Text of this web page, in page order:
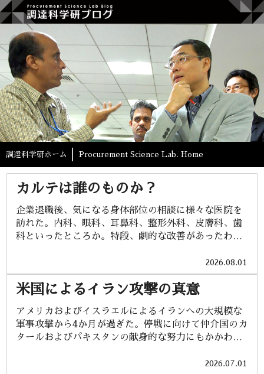
調達科学研ホーム Procurement Science Lab. Home
カルテは誰のものか？
企業退職後、気になる身体部位の相談に様々な医院を
訪れた。内科、眼科、耳鼻科、整形外科、皮膚科、歯
科といったところか。特段、劇的な改善があったわけ
ている。セカンドオピニオンを得るために、高校の同
級生などの伝手を辿って、遠方へ足を伸ばしたことも
ある。会社員時代は毎年健康診断の指令が下された。
ば涙ぐましいというか、ほとんど意味のないことに気
を遣っていたことが懐かしくも哀しくもある。多くの
読者諸氏と同じく、生活習慣病などと診断され、高脂
返し35年ほど薬と付き合ってきたが、このたび断薬の
2026.08.01
米国によるイラン攻撃の真意
アメリカおよびイスラエルによるイランへの大規模な
軍事攻撃から4か月が過ぎた。停戦に向けて仲介国のカ
タールおよびパキスタンの献身的な努力にもかかわら
大関心事はイランが核保有国になることを阻止するこ
2026.07.01